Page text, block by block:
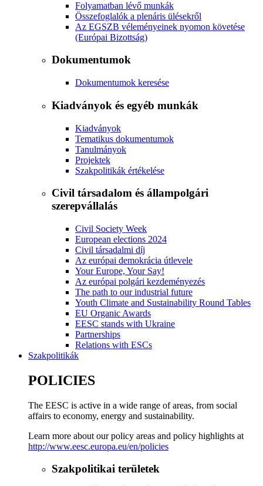
Folyamatban lévő munkák
Összefoglalók a plenáris ülésekről
Az EGSZB véleményeinek nyomon követése
(Európai Bizottság)
Dokumentumok
Dokumentumok keresése
Kiadványok és egyéb munkák
Kiadványok
Tematikus dokumentumok
Tanulmányok
Projektek
Szakpolitikák értékelése
Civil társadalom és állampolgári
szerepvállalás
Civil Society Week
European elections 2024
Civil társadalmi díj
Az európai demokrácia útlevele
Your Europe, Your Say!
Az európai polgári kezdeményezés
The path to our industrial future
Youth Climate and Sustainability Round Tables
EU Organic Awards
EESC stands with Ukraine
Partnerships
Relations with ESCs
Szakpolitikák
POLICIES
The EESC is active in a wide range of areas, from social
affairs to economy, energy and sustainability.
Learn more about our policy areas and policy highlights at
http://www.eesc.europa.eu/en/policies
Szakpolitikai területek